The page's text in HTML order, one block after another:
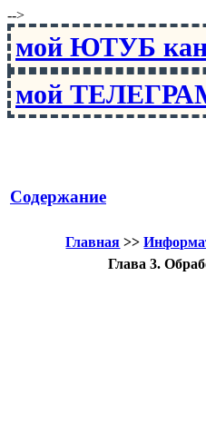
-->
мой ЮТУБ
мой
Содержание
Главная >>
Глава 3.